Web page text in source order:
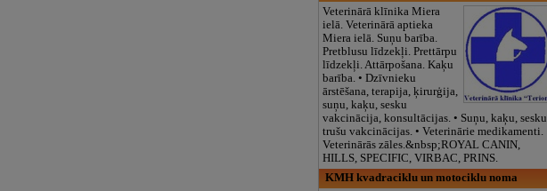
Veterinārā klīnika Miera
ielā. Veterinārā aptieka
Miera ielā. Suņu barība.
Pretblusu līdzekļi. Prettārpu
līdzekļi. Attārpošana. Kaķu
barība. • Dzīvnieku
ārstēšana, terapija, ķirurģija,
suņu, kaķu, sesku
vakcinācija, konsultācijas. • Suņu, kaķu, sesku,
trušu vakcinācijas. • Veterinārie medikamenti.
Veterinārās zāles.&nbsp;ROYAL CANIN,
HILLS, SPECIFIC, VIRBAC, PRINS.
KMH kvadraciklu un motociklu noma